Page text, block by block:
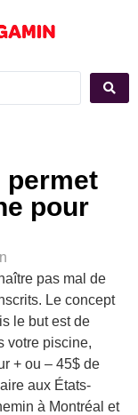
permet
pour
pas mal de
Le concept
le but est de
votre piscine,
+ ou – 45$ de
aux États-
à Montréal et